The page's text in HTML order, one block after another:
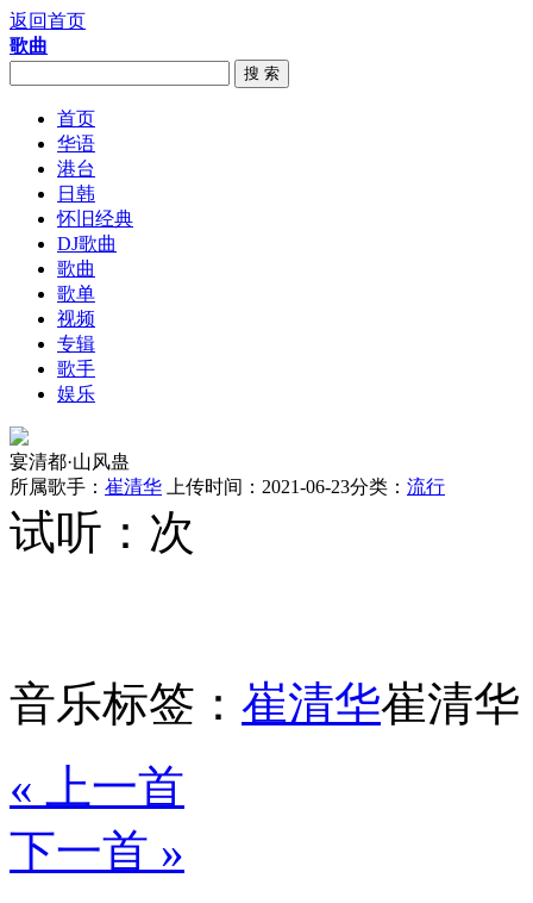
返回首页
歌曲
搜 索
首页
华语
港台
日韩
怀旧经典
DJ歌曲
歌曲
歌单
视频
专辑
歌手
娱乐
宴清都·山风蛊
所属歌手： 崔清华 上传时间：2021-06-23分类： 流行
试听： 次
音乐标签： 崔清华崔清华
« 上一首
下一首 »